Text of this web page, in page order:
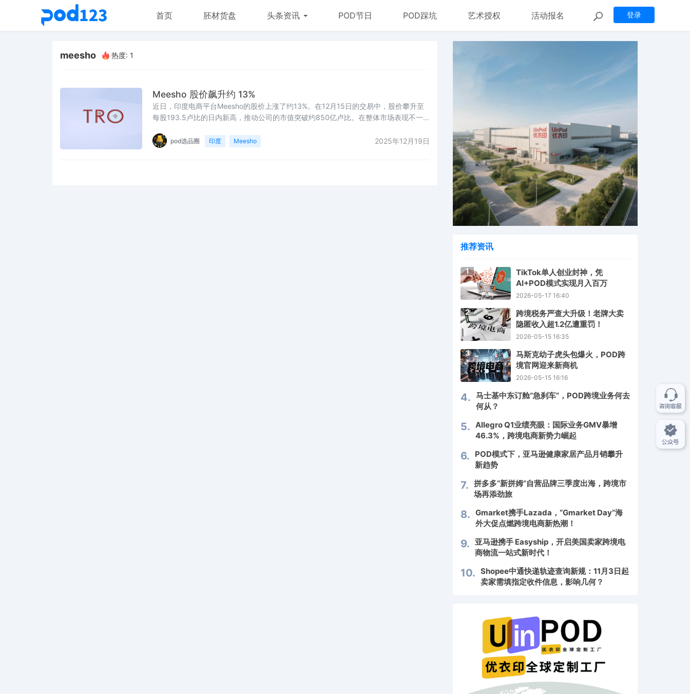
登录
首页 胚材货盘 头条资讯 POD节日 POD踩坑 艺术授权 活动报名
meesho 热度: 1
Meesho 股价飙升约 13%
近日，印度电商平台Meesho的股价上涨了约13%。在12月15日的交易中，股价攀升至
每股193.5卢比的日内新高，推动公司的市值突破约850亿卢比。在整体市场表现不一
幅延续了Meesho上市以来的积极表现，自上市以来，其股价从发行价稳步上升，同时
pod选品圈 印度 Meesho 2025年12月19日
推荐资讯
1
TikTok单人创业封神，凭
AI+POD模式实现月入百万
2026-05-17 16:40
2
跨境税务严查大升级！老牌大卖
隐匿收入超1.2亿遭重罚！
2026-05-15 16:35
3
马斯克幼子虎头包爆火，POD跨
境官网迎来新商机
2026-05-15 16:16
4. 马士基中东订舱“急刹车”，POD跨境业务何去
何从？
5. Allegro Q1业绩亮眼：国际业务GMV暴增
46.3%，跨境电商新势力崛起
6.
POD模式下，亚马逊健康家居产品月销攀升
新趋势
7. 拼多多“新拼姆”自营品牌三季度出海，跨境市
场再添劲旅
8. Gmarket携手Lazada，“Gmarket Day”海
外大促点燃跨境电商新热潮！
9. 亚马逊携手 Easyship，开启美国卖家跨境电
商物流一站式新时代！
10. Shopee中通快递轨迹查询新规：11月3日起
卖家需填指定收件信息，影响几何？